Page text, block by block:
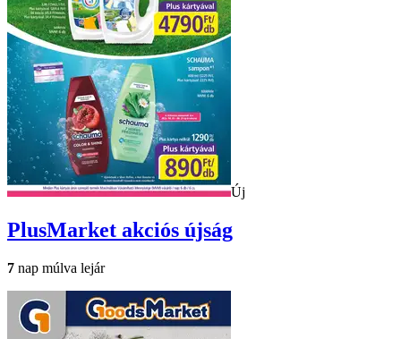
Új
PlusMarket akciós újság
7 nap múlva lejár